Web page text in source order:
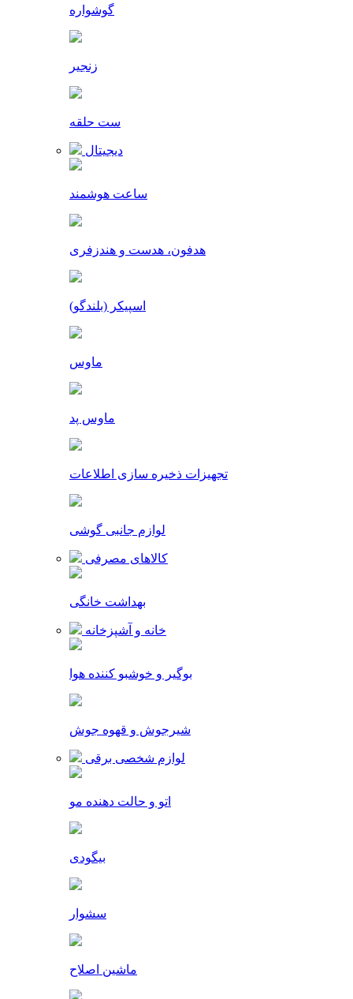
گوشواره
زنجیر
ست حلقه
دیجیتال
ساعت هوشمند
هدفون، هدست و هندزفری
اسپیکر (بلندگو)
ماوس
ماوس پد
تجهیزات ذخیره سازی اطلاعات
لوازم جانبی گوشی
کالاهای مصرفی
بهداشت خانگی
خانه و آشپزخانه
بوگیر و خوشبو کننده هوا
شیرجوش و قهوه جوش
لوازم شخصی برقی
اتو و حالت دهنده مو
بیگودی
سشوار
ماشین اصلاح